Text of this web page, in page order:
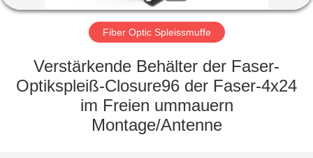
FABRIK-
AUSFLUG
QUALITÄTSKONTROLLE
Fiber Optic Spleissmuffe
Verstärkende Behälter der Faser-
Optikspleiß-Closure96 der Faser-4x24
im Freien ummauern
Montage/Antenne